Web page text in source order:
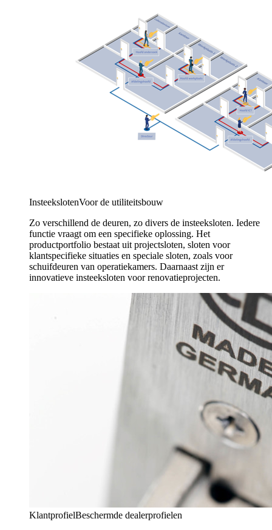
InsteekslotenVoor de utiliteitsbouw
Zo verschillend de deuren, zo divers de insteeksloten. Iedere
functie vraagt om een specifieke oplossing. Het
productportfolio bestaat uit projectsloten, sloten voor
klantspecifieke situaties en speciale sloten, zoals voor
schuifdeuren van operatiekamers. Daarnaast zijn er
innovatieve insteeksloten voor renovatieprojecten.
KlantprofielBeschermde dealerprofielen